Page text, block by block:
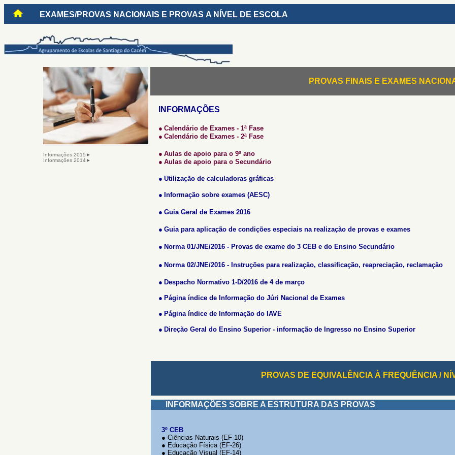
EXAMES/PROVAS NACIONAIS E PROVAS A NÍVEL DE ESCOLA
Informações 2015►
Informações 2014►
PROVAS FINAIS E EXAMES
INFORMAÇÕES
● Calendário de Exames - 1ª Fase
● Calendário de Exames - 2ª Fase
● Aulas de apoio para o 9º ano
● Aulas de apoio para o Secundário
● Utilização de calculadoras gráficas
● Informação sobre exames (AESC)
● Guia Geral de Exames 2016
● Guia para aplicação de condições especiais na realização de provas e exames
● Norma 01/JNE/2016 - Provas de exame do 3 CEB e do Ensino Secundário
● Norma 02/JNE/2016 - Instruções para realização, classificação, reapreciação, reclamação
● Despacho Normativo 1-D/2016 de 4 de março
● Página índice de Informação do Júri Nacional de Exames
● Página índice de Informação do IAVE
● Direção Geral do Ensino Superior - informação de Ingresso no Ensino Superior
PROVAS DE EQUIVALÊNCIA À FREQUÊNCIA /
INFORMAÇÕES SOBRE A ESTRUTURA DAS PROVAS
3º CEB
● Ciências Naturais (EF-10)
● Educação Física (EF-26)
● Educação Visual (EF-14)